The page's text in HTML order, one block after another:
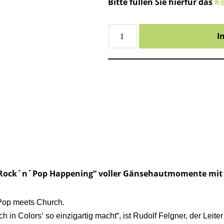
Happening“ voller Gänsehautmomente
meets Church.
in Colors‘ so einzigartig macht“, ist Rudolf Felgner, der